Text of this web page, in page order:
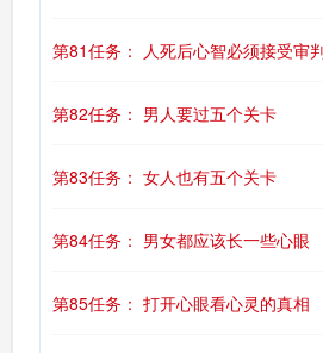
第81任务： 人死后心智必须接受审
第82任务： 男人要过五个关卡
第83任务： 女人也有五个关卡
第84任务： 男女都应该长一些心眼
第85任务： 打开心眼看心灵的真相